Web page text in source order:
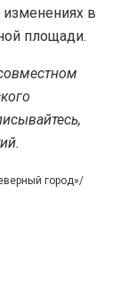
в
площади.
город»/